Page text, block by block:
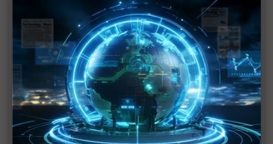
2027全年記憶體產能提前售罄 買家「祕而不
宣」只怕買不夠
英特爾EMIB良率達標 聯發科第2代ASIC產品
2028準時量產
SpaceX晶片採購大轉向 Elon Musk捨超微全面
採用NVIDIA